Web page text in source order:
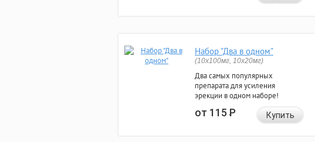
Набор "Два в одном"
(10x100мг, 10x20мг)
Два самых популярных
препарата для усиления
эрекции в одном наборе!
от 115Р Купить